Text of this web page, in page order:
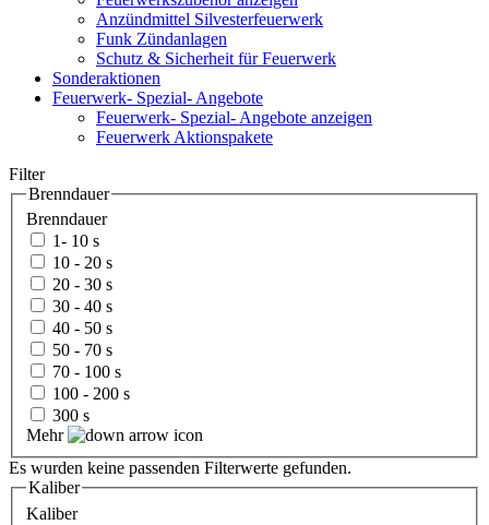
Anzündmittel Silvesterfeuerwerk
Funk Zündanlagen
Schutz & Sicherheit für Feuerwerk
Sonderaktionen
Feuerwerk- Spezial- Angebote
Feuerwerk- Spezial- Angebote anzeigen
Feuerwerk Aktionspakete
Filter
Brenndauer
Brenndauer
1- 10 s
10 - 20 s
20 - 30 s
30 - 40 s
40 - 50 s
50 - 70 s
70 - 100 s
100 - 200 s
300 s
Mehr
Es wurden keine passenden Filterwerte gefunden.
Kaliber
Kaliber